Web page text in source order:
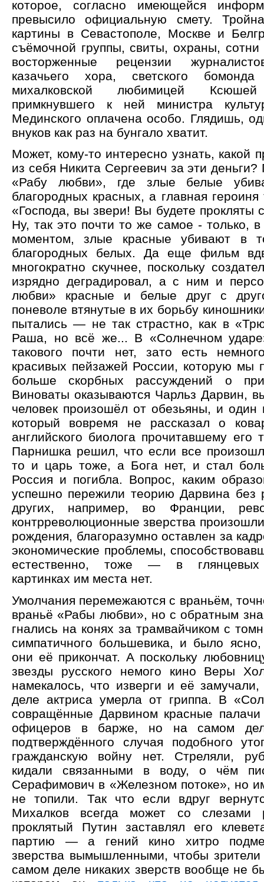
которое, согласно имеющейся
превысило официальную смету.
картины в Севастополе, Москве и
съёмочной группы, свиты, охраны,
восторженные рецензии
казачьего хора, светского
михалковской любимицей
примкнувшего к ней министра
Мединского оплачена особо. Глядишь,
внуков как раз на бунгало хватит.
Может, кому-то интересно узнать, какой
из себя Никита Сергеевич за эти
«Рабу любви», где злые белые
благородных красных, а главная
«Господа, вы звери! Вы будете прокляты
Ну, так это почти то же самое - только, в
моментом, злые красные убивают в
благородных белых. Да еще фильм
многократно скучнее, поскольку
изрядно деградировал, а с ним и
любви» красные и белые друг с
поневоле втянутые в их борьбу
пытались — не так страстно, как в
Раша, но всё же... В «Солнечном
такового почти нет, зато есть
красивых пейзажей России, которую мы
больше скорбных рассуждений о
Виноваты оказываются Чарльз Дарвин,
человек произошёл от обезьяны, и один
который вовремя не рассказал о
английского биолога прочитавшему его
Парнишка решил, что если все
то и царь тоже, а Бога нет, и стал
Россия и погибла. Вопрос, каким
успешно пережили теорию Дарвина без
других, например, во Франции,
контрреволюционные зверства
рождения, благоразумно оставлен за
экономические проблемы,
естественно, тоже — в глянцевых
картинках им места нет.
Умолчания перемежаются с враньём,
враньё «Рабы любви», но с обратным
гнались на конях за трамвайчиком с
симпатичного большевика, и было
они её прикончат. А поскольку
звезды русского немого кино Веры
намекалось, что изверги и её
деле актриса умерла от гриппа. В
совращённые Дарвином красные палачи
офицеров в барже, но на самом
подтверждённого случая подобного
гражданскую войну нет. Стреляли,
кидали связанными в воду, о чём
Серафимович в «Железном потоке», но
не топили. Так что если вдруг
Михалков всегда может со слезами
проклятый Путин заставлял его
партию — а гений кино хитро
зверства вымышленными, чтобы
самом деле никаких зверств вообще не